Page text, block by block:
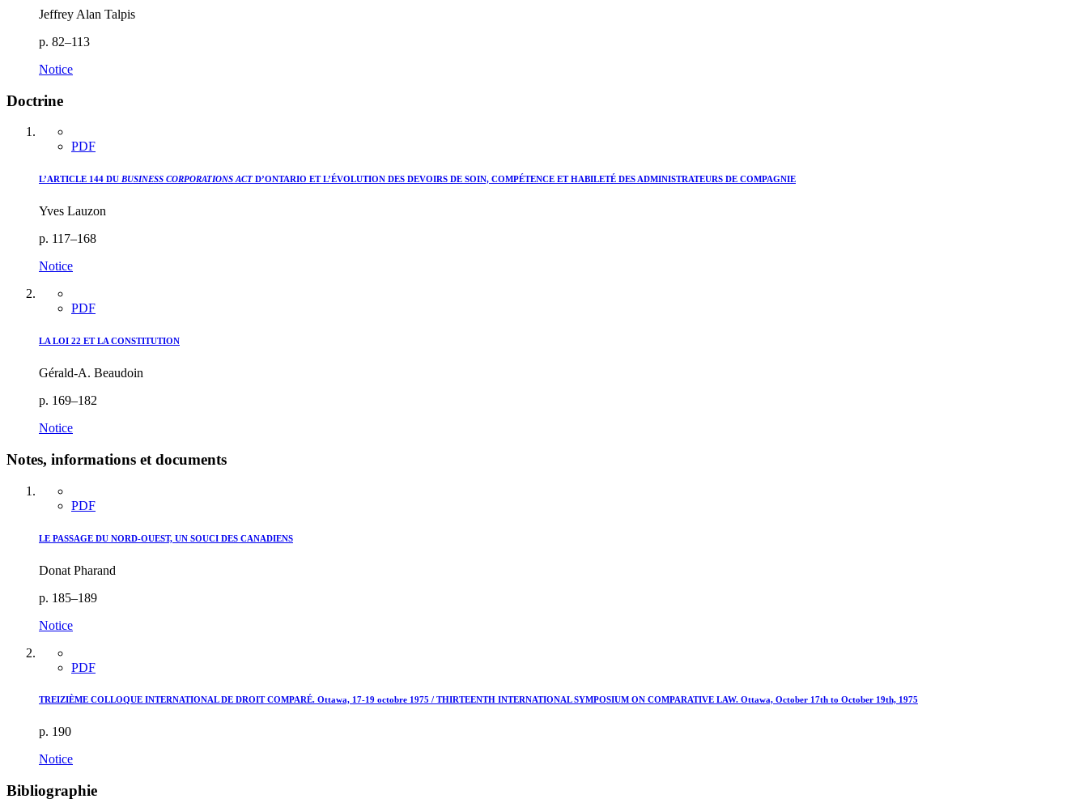
Jeffrey Alan Talpis
p. 82–113
Notice
Doctrine
PDF
L’ARTICLE 144 DU BUSINESS CORPORATIONS ACT D’ONTARIO ET L’ÉVOLUTION DES DEVOIRS DE SOIN, COMPÉTENCE ET HABILETÉ DES ADMINISTRATEURS DE COMPAGNIE
Yves Lauzon
p. 117–168
Notice
PDF
LA LOI 22 ET LA CONSTITUTION
Gérald-A. Beaudoin
p. 169–182
Notice
Notes, informations et documents
PDF
LE PASSAGE DU NORD-OUEST, UN SOUCI DES CANADIENS
Donat Pharand
p. 185–189
Notice
PDF
TREIZIÈME COLLOQUE INTERNATIONAL DE DROIT COMPARÉ. Ottawa, 17-19 octobre 1975 / THIRTEENTH INTERNATIONAL SYMPOSIUM ON COMPARATIVE LAW. Ottawa, October 17th to October 19th, 1975
p. 190
Notice
Bibliographie